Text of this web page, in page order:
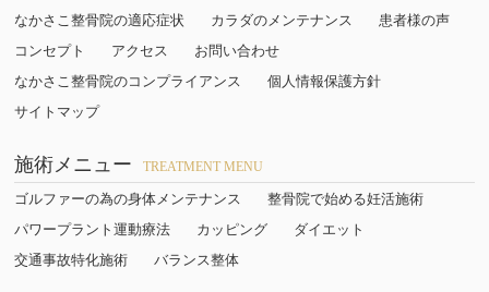
なかさこ整骨院の適応症状
カラダのメンテナンス
患者様の声
コンセプト
アクセス
お問い合わせ
なかさこ整骨院のコンプライアンス
個人情報保護方針
サイトマップ
施術メニュー TREATMENT MENU
ゴルファーの為の身体メンテナンス
整骨院で始める妊活施術
パワープラント運動療法
カッピング
ダイエット
交通事故特化施術
バランス整体